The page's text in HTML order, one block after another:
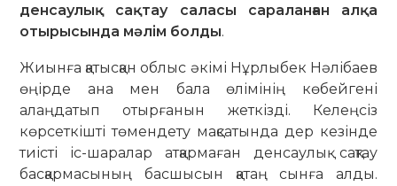
денсаулық сақтау саласы сараланған алқа
отырысында мәлім болды.
Жиынға қатысқан облыс әкімі Нұрлыбек Нәлібаев
өңірде ана мен бала өлімінің көбейгені
алаңдатып отырғанын жеткізді. Келеңсіз
көрсеткішті төмендету мақсатында дер кезінде
тиісті іс-шаралар атқармаған денсаулық сақтау
басқармасының басшысын қатаң сынға алды.